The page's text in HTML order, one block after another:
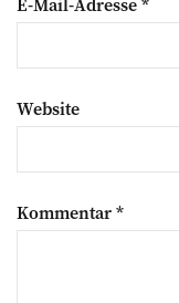
Website
Kommentar*